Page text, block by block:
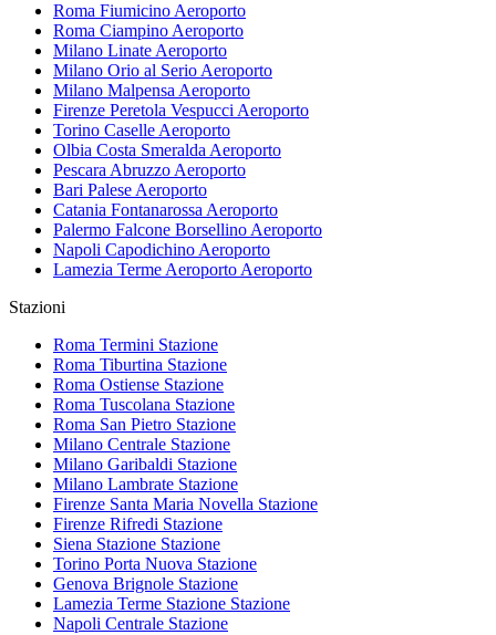
Roma Fiumicino Aeroporto
Roma Ciampino Aeroporto
Milano Linate Aeroporto
Milano Orio al Serio Aeroporto
Milano Malpensa Aeroporto
Firenze Peretola Vespucci Aeroporto
Torino Caselle Aeroporto
Olbia Costa Smeralda Aeroporto
Pescara Abruzzo Aeroporto
Bari Palese Aeroporto
Catania Fontanarossa Aeroporto
Palermo Falcone Borsellino Aeroporto
Napoli Capodichino Aeroporto
Lamezia Terme Aeroporto Aeroporto
Stazioni
Roma Termini Stazione
Roma Tiburtina Stazione
Roma Ostiense Stazione
Roma Tuscolana Stazione
Roma San Pietro Stazione
Milano Centrale Stazione
Milano Garibaldi Stazione
Milano Lambrate Stazione
Firenze Santa Maria Novella Stazione
Firenze Rifredi Stazione
Siena Stazione Stazione
Torino Porta Nuova Stazione
Genova Brignole Stazione
Lamezia Terme Stazione Stazione
Napoli Centrale Stazione